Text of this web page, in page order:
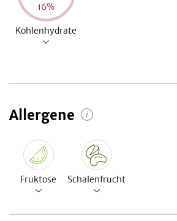
16%
Kohlenhydrate
Allergene
Fruktose Schalenfrucht